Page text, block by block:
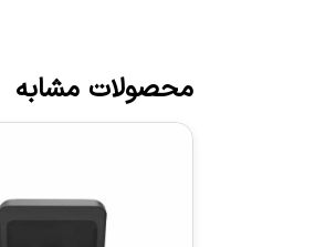
محصولات مشابه